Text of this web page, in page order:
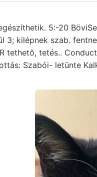
Szabói- letünte